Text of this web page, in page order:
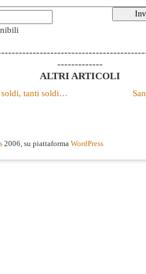
-------------
ALTRI ARTICOLI
soldi, tanti soldi…
2006, su piattaforma WordPress